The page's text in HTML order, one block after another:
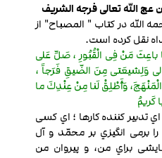
عج الله تعالی فرجه الشریف
الله در کتاب " المصباح" از
نقل کرده است.
یا باعِثَ مَنْ فِی الْقُبُورِ ، صَلِّ عَلی
وَلِشیعَتی مِنَ الضّیقِ فَرَجاً ،
وَأَطْلِقْ لَنا مِنْ عِنْدِكَ ما
کَریمُ
کننده کارها ؛ اي کسی
برمی انگیزي بر محمّد و آل
براي من، و پیروان من